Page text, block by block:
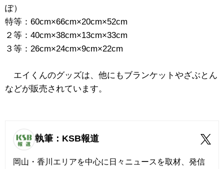
ぽ）
特等：60cm×66cm×20cm×52cm
２等：40cm×38cm×13cm×33cm
３等：26cm×24cm×9cm×22cm
エイくんのグッズは、他にもブランケットやざぶとん
などが販売されています。
執筆：KSB報道
岡山・香川エリアを中心に日々ニュースを取材、発信